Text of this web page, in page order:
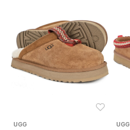
UGG
UGG